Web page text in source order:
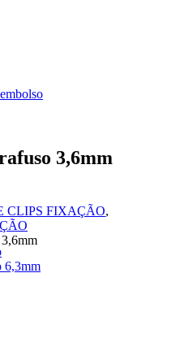
3,6mm
CLIPS FIXAÇÃO,
3,6mm
6,3mm